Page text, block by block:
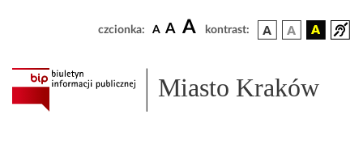
czcionka: A A A kontrast:
Miasto Kraków